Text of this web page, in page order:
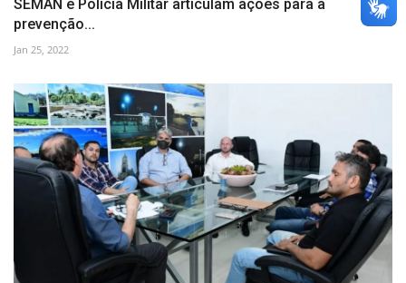
SEMAN e Polícia Militar articulam ações para a
prevenção...
Jan 25, 2022